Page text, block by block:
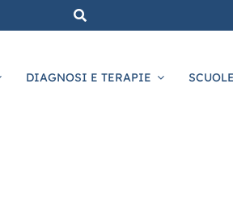
DIAGNOSI E TERAPIE SCUOLE